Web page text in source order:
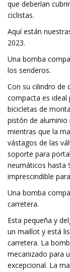
que deberían
ciclistas.
Aquí están
2023.
Una bomba
los senderos.
Con su cilindro de
compacta es ideal
bicicletas de
pistón de aluminio
mientras que la
vástagos de las
soporte para
neumáticos hasta
imprescindible
Una bomba
carretera.
Esta pequeña y
un maillot y está
carretera. La
mecanizado para
excepcional. La